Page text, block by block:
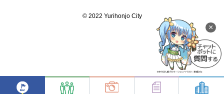
×
©️ 2022 Yurihonjo City